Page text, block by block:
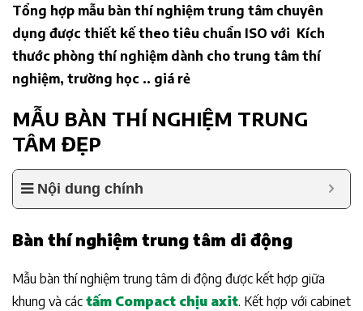
Tổng hợp mẫu bàn thí nghiệm trung tâm chuyên
dụng được thiết kế theo tiêu chuẩn ISO với Kích
thước phòng thí nghiệm dành cho trung tâm thí
nghiệm, trường học .. giá rẻ
MẪU BÀN THÍ NGHIỆM TRUNG
TÂM ĐẸP
Nội dung chính
Bàn thí nghiệm trung tâm di động
Mẫu bàn thí nghiệm trung tâm di động được kết hợp giữa
khung và các tấm Compact chịu axit. Kết hợp với cabinet